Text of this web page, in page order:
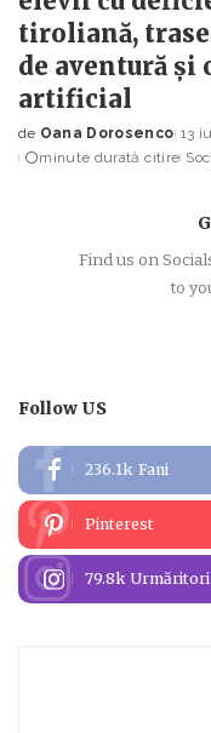
tiroliană,
de aventură și
artificial
Posted
by
de Oana Dorosenco 13
minute durată citire
Find us on
to
Follow US
236.1k Fani
Pinterest
79.8k Urmăritori